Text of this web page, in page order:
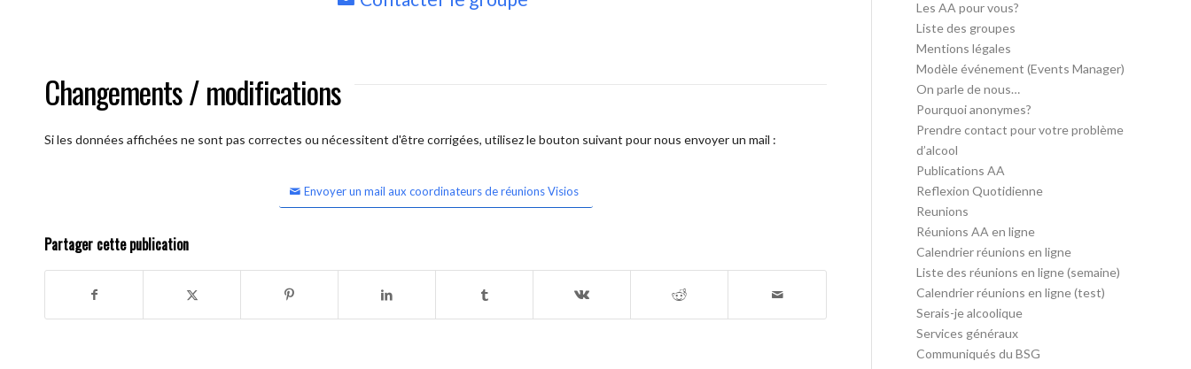
Changements / modifications
Si les données affichées ne sont pas correctes ou nécessitent d'être corrigées, utilisez le bouton suivant pour nous envoyer un mail :
Envoyer un mail aux coordinateurs de réunions Visios
Partager cette publication
Les AA pour vous?
Liste des groupes
Mentions légales
Modèle événement (Events Manager)
On parle de nous…
Pourquoi anonymes?
Prendre contact pour votre problème
d’alcool
Publications AA
Reflexion Quotidienne
Reunions
Réunions AA en ligne
Calendrier réunions en ligne
Liste des réunions en ligne (semaine)
Calendrier réunions en ligne (test)
Serais-je alcoolique
Services généraux
Communiqués du BSG